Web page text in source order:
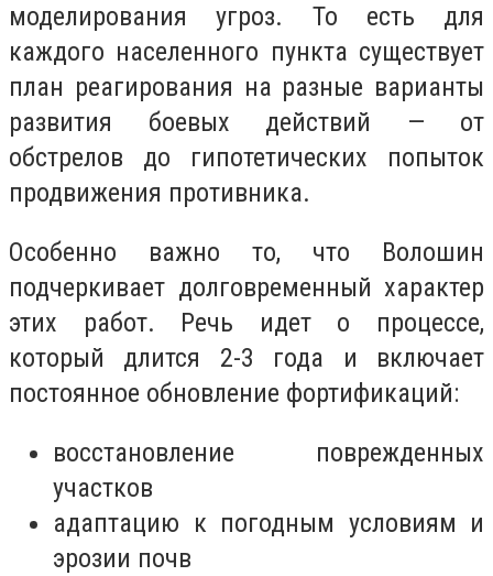
моделирования угроз. То есть для
каждого населенного пункта существует
план реагирования на разные варианты
развития боевых действий — от
обстрелов до гипотетических попыток
продвижения противника.
Особенно важно то, что Волошин
подчеркивает долговременный характер
этих работ. Речь идет о процессе,
который длится 2-3 года и включает
постоянное обновление фортификаций:
восстановление поврежденных
участков
адаптацию к погодным условиям и
эрозии почв